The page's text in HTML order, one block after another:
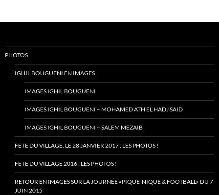
PHOTOS
IGHIL BOUGUENI EN IMAGES
IMAGES IGHIL BOUGUENI
IMAGES IGHIL BOUGUENI – MOHAMED ATH EL HADJ SAID
IMAGES IGHIL BOUGUENI – SALEM MEZAIB
FÊTE DU VILLAGE, LE 28 JANVIER 2017 : LES PHOTOS !
FÊTE DU VILLAGE 2016 : LES PHOTOS !
RETOUR EN IMAGES SUR LA JOURNÉE «PIQUE-NIQUE & FOOTBALL» DU 7
JUIN 2015